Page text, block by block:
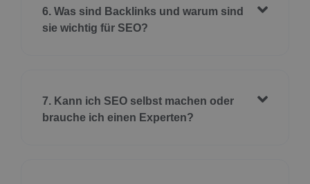
6. Was sind Backlinks und warum sind
sie wichtig für SEO?
7. Kann ich SEO selbst machen oder
brauche ich einen Experten?